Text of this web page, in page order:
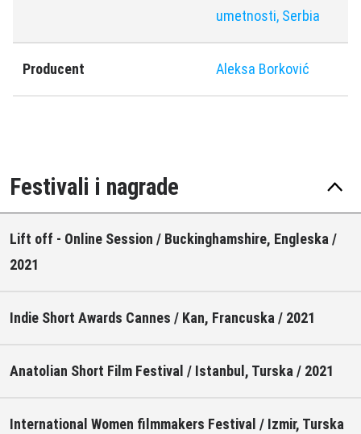
umetnosti, Serbia
Producent Aleksa Borković
Festivali i nagrade
Lift off - Online Session / Buckinghamshire, Engleska /
2021
Indie Short Awards Cannes / Kan, Francuska / 2021
Anatolian Short Film Festival / Istanbul, Turska / 2021
International Women filmmakers Festival / Izmir, Turska